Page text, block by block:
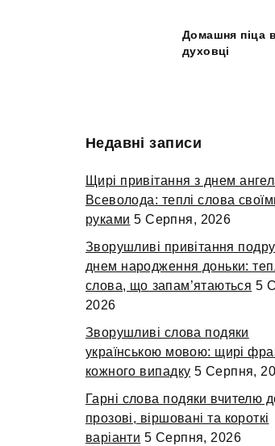
Домашня піца в
духовці
Недавні записи
Щирі привітання з днем
Всеволода: теплі слова
руками 5 Серпня, 2026
Зворушливі привітання
днем народження доньки:
слова, що запам’ятаються 5
2026
Зворушливі слова подяки
українською мовою: щирі
кожного випадку 5 Серпня,
Гарні слова подяки вчителю
прозові, віршовані та короткі
варіанти 5 Серпня, 2026